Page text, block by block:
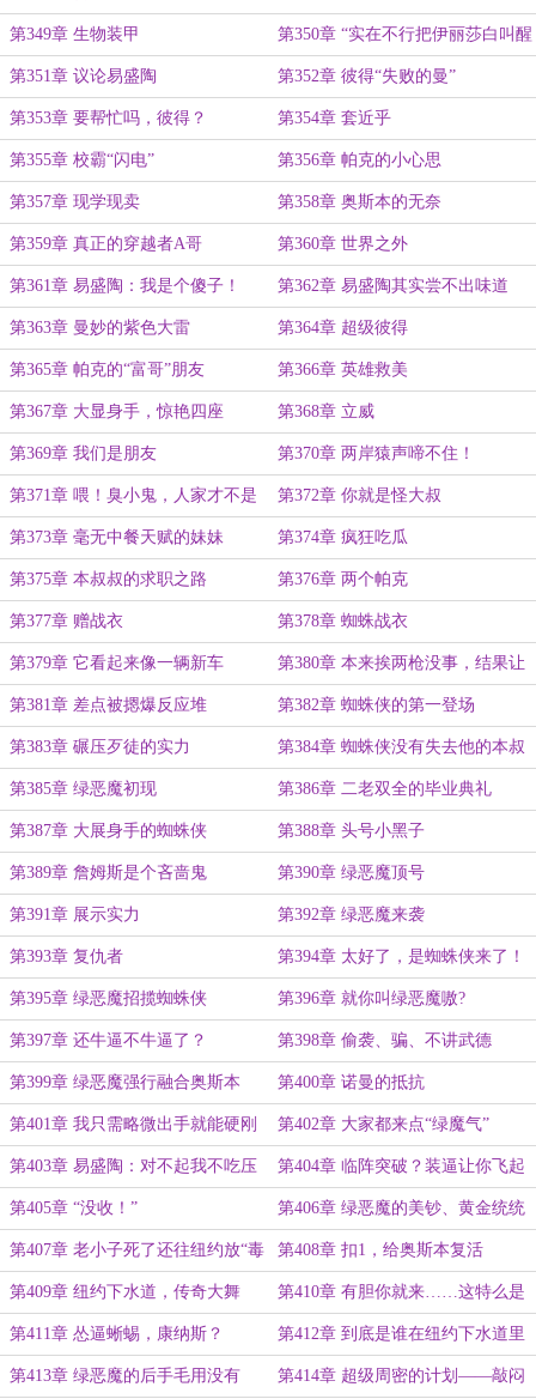
船呢！
第349章 生物装甲 第350章 “实在不行把伊丽莎白叫醒
让她来研究吧”
第351章 议论易盛陶 第352章 彼得“失败的曼”
第353章 要帮忙吗，彼得？ 第354章 套近乎
第355章 校霸“闪电” 第356章 帕克的小心思
第357章 现学现卖 第358章 奥斯本的无奈
第359章 真正的穿越者A哥 第360章 世界之外
第361章 易盛陶：我是个傻子！ 第362章 易盛陶其实尝不出味道
第363章 曼妙的紫色大雷 第364章 超级彼得
第365章 帕克的“富哥”朋友 第366章 英雄救美
第367章 大显身手，惊艳四座 第368章 立威
第369章 我们是朋友 第370章 两岸猿声啼不住！
第371章 喂！臭小鬼，人家才不是
怪大叔！
第372章 你就是怪大叔
第373章 毫无中餐天赋的妹妹 第374章 疯狂吃瓜
第375章 本叔叔的求职之路 第376章 两个帕克
第377章 赠战衣 第378章 蜘蛛战衣
第379章 它看起来像一辆新车 第380章 本来挨两枪没事，结果让
帕克按坏了
第381章 差点被摁爆反应堆 第382章 蜘蛛侠的第一登场
第383章 碾压歹徒的实力 第384章 蜘蛛侠没有失去他的本叔
叔
第385章 绿恶魔初现 第386章 二老双全的毕业典礼
第387章 大展身手的蜘蛛侠 第388章 头号小黑子
第389章 詹姆斯是个吝啬鬼 第390章 绿恶魔顶号
第391章 展示实力 第392章 绿恶魔来袭
第393章 复仇者 第394章 太好了，是蜘蛛侠来了！
第395章 绿恶魔招揽蜘蛛侠 第396章 就你叫绿恶魔嗷?
第397章 还牛逼不牛逼了？ 第398章 偷袭、骗、不讲武德
第399章 绿恶魔强行融合奥斯本 第400章 诺曼的抵抗
第401章 我只需略微出手就能硬刚
你的底牌
第402章 大家都来点“绿魔气”
第403章 易盛陶：对不起我不吃压
力
第404章 临阵突破？装逼让你飞起
来！
第405章 “没收！” 第406章 绿恶魔的美钞、黄金统统
流进我的口袋
第407章 老小子死了还往纽约放“毒
气”
第408章 扣1，给奥斯本复活
第409章 纽约下水道，传奇大舞
台！
第410章 有胆你就来……这特么是
(⊙o⊙)啥？
第411章 怂逼蜥蜴，康纳斯？ 第412章 到底是谁在纽约下水道里
做实验？
第413章 绿恶魔的后手毛用没有 第414章 超级周密的计划——敲闷